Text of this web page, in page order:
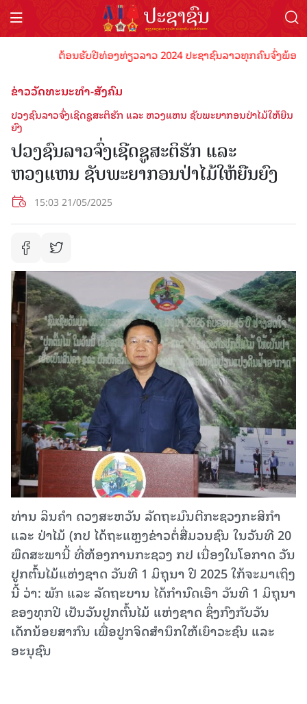
ຕ້ອນຮັບປີທ່ອງທ່ຽວລາວ 2024 ປະຊາຊົນລາວທຸກຄົນຈົ່ງພ້ອມເ
ຂ່າວວັດທະນະທຳ-ສັງຄົມ
ປວງຊົນລາວຈົ່ງເຊີດຊູສະຕິຮັກ ແລະ ຫວງແຫນ ຊັບພະຍາກອນປ່າໄມ້ໃຫ້ຍືນ
ຍົງ
ປວງຊົນລາວຈົ່ງເຊີດຊູສະຕິຮັກ ແລະ
ຫວງແຫນ ຊັບພະຍາກອນປ່າໄມ້ໃຫ້ຍືນຍົງ
15:03 21/05/2025
ທ່ານ ລິນຄຳ ດວງສະຫວັນ ລັດຖະມົນຕີກະຊວງກະສິກໍາ
ແລະ ປ່າໄມ້ (ກປ ໄດ້ຖະແຫຼງຂ່າວຕໍ່ສື່ມວນຊົນ ໃນວັນທີ 20
ພຶດສະພານີ້ ທີ່ຫ້ອງການກະຊວງ ກປ ເນື່ອງໃນໂອກາດ ວັນ
ປູກຕົ້ນໄມ້ແຫ່ງຊາດ ວັນທີ 1 ມິຖຸນາ ປີ 2025 ໃກ້ຈະມາເຖິງ
ນີ້ ວ່າ: ພັກ ແລະ ລັດຖະບານ ໄດ້ກໍານົດເອົາ ວັນທີ 1 ມິຖຸນາ
ຂອງທຸກປີ ເປັນວັນປູກຕົ້ນໄມ້ ແຫ່ງຊາດ ຊຶ່ງກົງກັບວັນ
ເດັກນ້ອຍສາກົນ ເພື່ອປູກຈິດສໍານຶກໃຫ້ເຍົາວະຊົນ ແລະ
ອະນຸຊົນ